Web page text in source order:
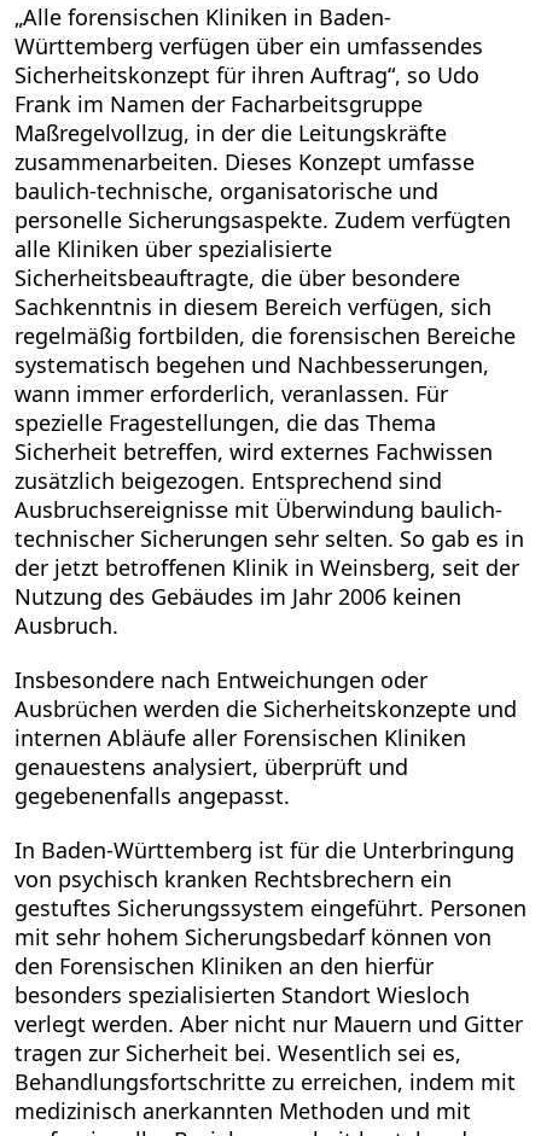
„Alle forensischen Kliniken in Baden-
Württemberg verfügen über ein umfassendes
Sicherheitskonzept für ihren Auftrag“, so Udo
Frank im Namen der Facharbeitsgruppe
Maßregelvollzug, in der die Leitungskräfte
zusammenarbeiten. Dieses Konzept umfasse
baulich-technische, organisatorische und
personelle Sicherungsaspekte. Zudem verfügten
alle Kliniken über spezialisierte
Sicherheitsbeauftragte, die über besondere
Sachkenntnis in diesem Bereich verfügen, sich
regelmäßig fortbilden, die forensischen Bereiche
systematisch begehen und Nachbesserungen,
wann immer erforderlich, veranlassen. Für
spezielle Fragestellungen, die das Thema
Sicherheit betreffen, wird externes Fachwissen
zusätzlich beigezogen. Entsprechend sind
Ausbruchsereignisse mit Überwindung baulich-
technischer Sicherungen sehr selten. So gab es in
der jetzt betroffenen Klinik in Weinsberg, seit der
Nutzung des Gebäudes im Jahr 2006 keinen
Ausbruch.
Insbesondere nach Entweichungen oder
Ausbrüchen werden die Sicherheitskonzepte und
internen Abläufe aller Forensischen Kliniken
genauestens analysiert, überprüft und
gegebenenfalls angepasst.
In Baden-Württemberg ist für die Unterbringung
von psychisch kranken Rechtsbrechern ein
gestuftes Sicherungssystem eingeführt. Personen
mit sehr hohem Sicherungsbedarf können von
den Forensischen Kliniken an den hierfür
besonders spezialisierten Standort Wiesloch
verlegt werden. Aber nicht nur Mauern und Gitter
tragen zur Sicherheit bei. Wesentlich sei es,
Behandlungsfortschritte zu erreichen, indem mit
medizinisch anerkannten Methoden und mit